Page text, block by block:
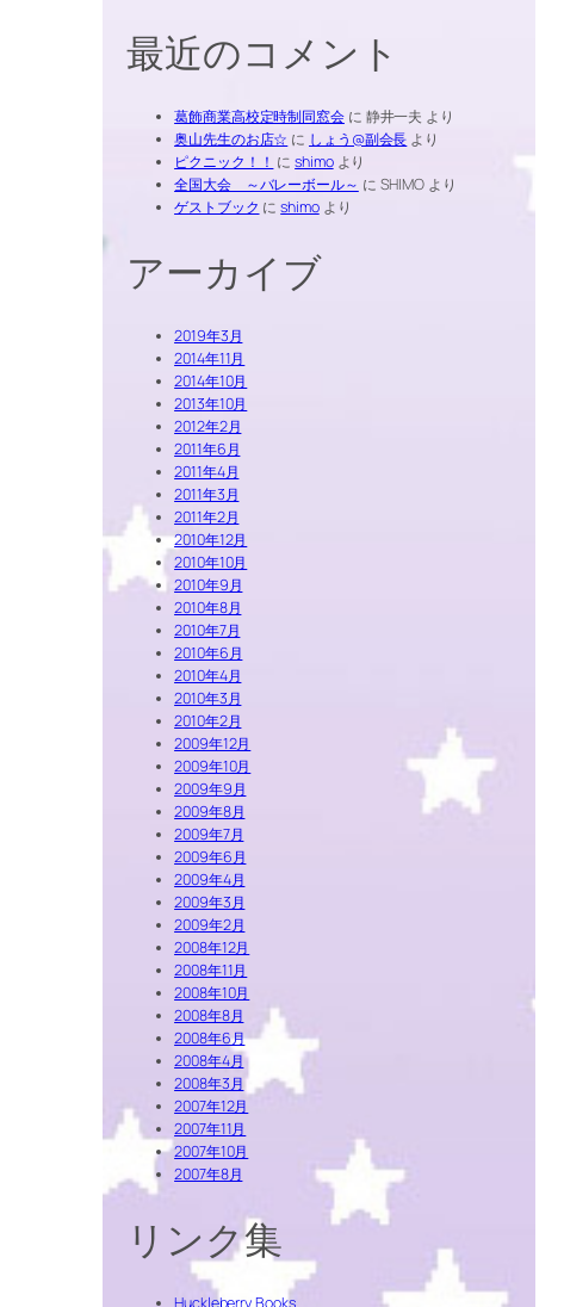
最近のコメント
葛飾商業高校定時制同窓会に 静井一夫 より
奥山先生のお店☆ に しょう@副会長 より
ピクニック！！ にshimoより
全国大会 ～バレーボール～ に SHIMO より
ゲストブック にshimoより
アーカイブ
2019年3月
2014年11月
2014年10月
2013年10月
2012年2月
2011年6月
2011年4月
2011年3月
2011年2月
2010年12月
2010年10月
2010年9月
2010年8月
2010年7月
2010年6月
2010年4月
2010年3月
2010年2月
2009年12月
2009年10月
2009年9月
2009年8月
2009年7月
2009年6月
2009年4月
2009年3月
2009年2月
2008年12月
2008年11月
2008年10月
2008年8月
2008年6月
2008年4月
2008年3月
2007年12月
2007年11月
2007年10月
2007年8月
リンク集